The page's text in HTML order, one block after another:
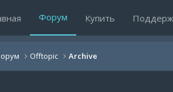
Форум Купить
Offtopic Archive